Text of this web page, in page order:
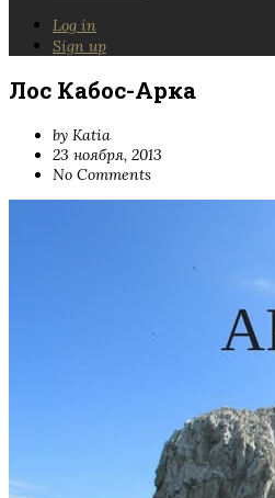
Log in
Sign up
Лос Кабос-Арка
by Katia
23 ноября, 2013
No Comments